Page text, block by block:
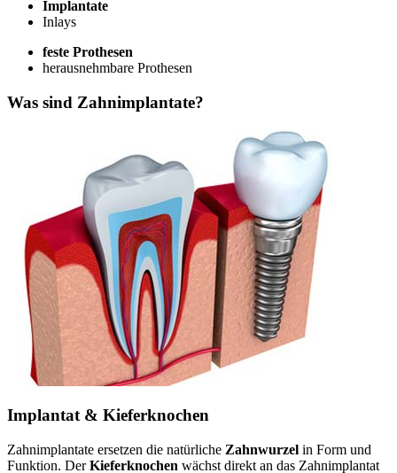
Implantate
Inlays
feste Prothesen
herausnehmbare Prothesen
Was sind Zahnimplantate?
Implantat & Kieferknochen
Zahnimplantate ersetzen die natürliche Zahnwurzel in Form und
Funktion. DerKieferknochen wächst direkt an das Zahnimplantat